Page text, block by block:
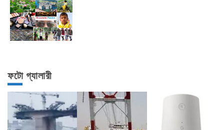
ফটো গ্যালারী